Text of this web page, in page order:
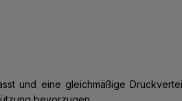
und eine gleichmäßige